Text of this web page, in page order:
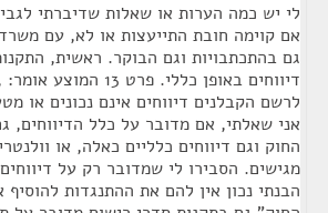
לי יש כמה הערות או שאלות שדיברתי
אם קוימה חובת התייעצות או לא, עם משרד
גם בהתכתבויות וגם הבוקר. ראשית,
דיווחים באופן כללי. פרט
לרשם הקבלנים דיווחים אינם נכונים או
אני שאלתי, אם מדובר על כלל הדיווחים,
החוק וגם דיווחים כלליים כאלה, או
מגישים. הסבירו לי שמדובר רק על
הבנתי נכון אין להם את ההתנגדות להוסיף